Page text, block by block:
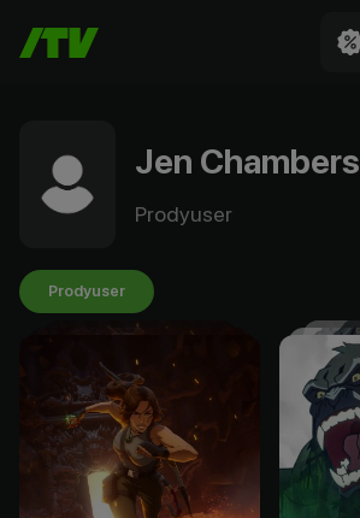
Jen Chambers
Prodyuser
Prodyuser